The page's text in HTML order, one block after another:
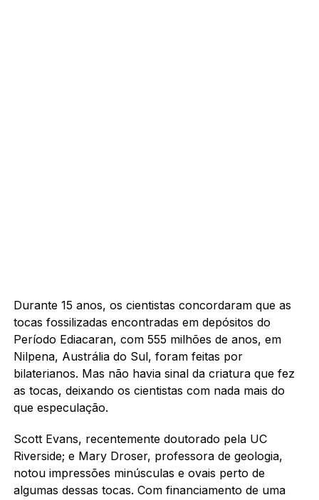
Durante 15 anos, os cientistas concordaram que as
tocas fossilizadas encontradas em depósitos do
Período Ediacaran, com 555 milhões de anos, em
Nilpena, Austrália do Sul, foram feitas por
bilaterianos. Mas não havia sinal da criatura que fez
as tocas, deixando os cientistas com nada mais do
que especulação.
Scott Evans, recentemente doutorado pela UC
Riverside; e Mary Droser, professora de geologia,
notou impressões minúsculas e ovais perto de
algumas dessas tocas. Com financiamento de uma